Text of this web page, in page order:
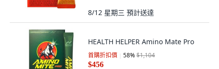
8/12 星期三 預計送達
HEALTH HELPER Amino Mate Pro
首購折扣價 58%$1,104
$456